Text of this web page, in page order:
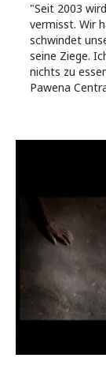
"Seit 2003
vermisst. Wir
schwindet
seine Ziege.
nichts zu
Pawena